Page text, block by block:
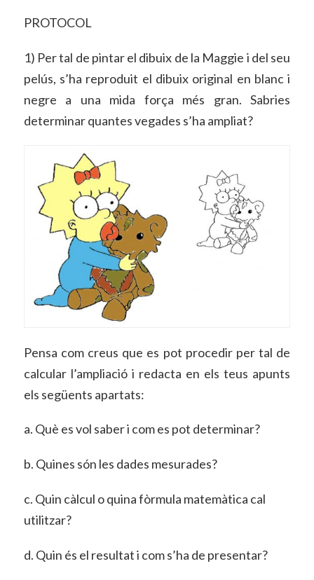
PROTOCOL
1) Per tal de pintar el dibuix de la Maggie i del seu
pelús, s’ha reproduit el dibuix original en blanc i
negre a una mida força més gran. Sabries
determinar quantes vegades s’ha ampliat?
Pensa com creus que es pot procedir per tal de
calcular l’ampliació i redacta en els teus apunts
els següents apartats:
a. Què es vol saber i com es pot determinar?
b. Quines són les dades mesurades?
c. Quin càlcul o quina fòrmula matemàtica cal
utilitzar?
d. Quin és el resultat i com s’ha de presentar?